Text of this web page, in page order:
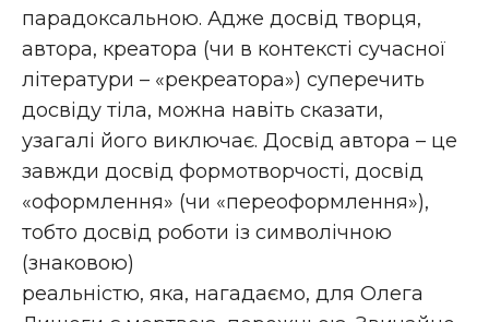
парадоксальною. Адже досвід творця,
автора, креатора (чи в контексті сучасної
літератури – «рекреатора») суперечить
досвіду тіла, можна навіть сказати,
узагалі його виключає. Досвід автора – це
завжди досвід формотворчості, досвід
«оформлення» (чи «переоформлення»),
тобто досвід роботи із символічною
(знаковою)
реальністю, яка, нагадаємо, для Олега